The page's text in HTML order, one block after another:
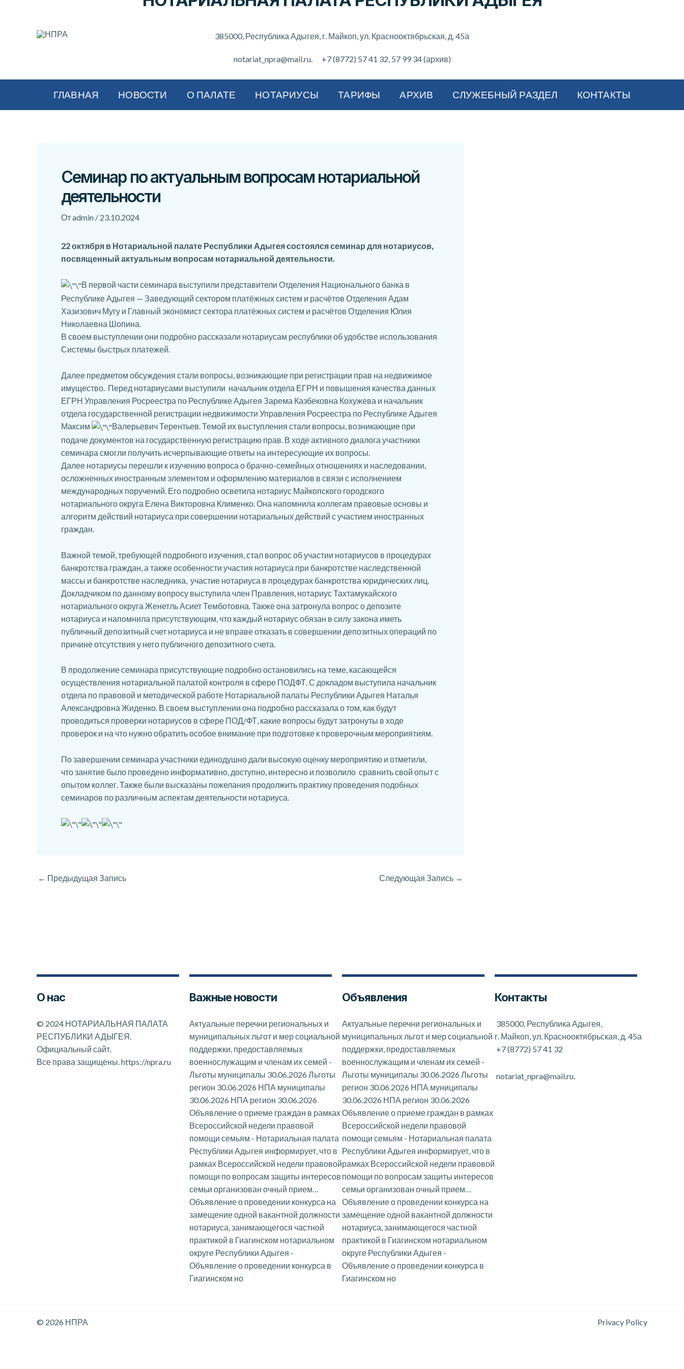
385000, Республика Адыгея, г. Майкоп, ул. Краснооктябрьская, д. 45а
notariat_npra@mail.ru. +7 (8772) 57 41 32, 57 99 34 (архив)
ГЛАВНАЯ НОВОСТИ О ПАЛАТЕ НОТАРИУСЫ ТАРИФЫ АРХИВ СЛУЖЕБНЫЙ РАЗДЕЛ КОНТАКТЫ
Семинар по актуальным вопросам нотариальной
деятельности
Отadmin / 23.10.2024
22 октября в Нотариальной палате Республики Адыгея состоялся семинар для нотариусов,
посвященный актуальным вопросам нотариальной деятельности.
В первой части семинара выступили представители Отделения Национального банка в
Республике Адыгея — Заведующий сектором платёжных систем и расчётов Отделения Адам
Хазизович Мугу и Главный экономист сектора платёжных систем и расчётов Отделения Юлия
Николаевна Шопина.
В своем выступлении они подробно рассказали нотариусам республики об удобстве использования
Системы быстрых платежей.
Далее предметом обсуждения стали вопросы, возникающие при регистрации прав на недвижимое
имущество. Перед нотариусами выступили начальник отдела ЕГРН и повышения качества данных
ЕГРН Управления Росреестра по Республике Адыгея Зарема Казбековна Кохужева и начальник
отдела государственной регистрации недвижимости Управления Росреестра по Республике Адыгея
Максим
Валерьевич Терентьев. Темой их выступления стали вопросы, возникающие при
подаче документов на государственную регистрацию прав. В ходе активного диалога участники
семинара смогли получить исчерпывающие ответы на интересующие их вопросы.
Далее нотариусы перешли к изучению вопроса о брачно-семейных отношениях и наследовании,
осложненных иностранным элементом и оформлению материалов в связи с исполнением
международных поручений. Его подробно осветила нотариус Майкопского городского
нотариального округа Елена Викторовна Клименко. Она напомнила коллегам правовые основы и
алгоритм действий нотариуса при совершении нотариальных действий с участием иностранных
граждан.
Важной темой, требующей подробного изучения, стал вопрос об участии нотариусов в процедурах
банкротства граждан, а также особенности участия нотариуса при банкротстве наследственной
массы и банкротстве наследника, участие нотариуса в процедурах банкротства юридических лиц.
Докладчиком по данному вопросу выступила член Правления, нотариус Тахтамукайского
нотариального округа Женетль Асиет Темботовна. Также она затронула вопрос о депозите
нотариуса и напомнила присутствующим, что каждый нотариус обязан в силу закона иметь
публичный депозитный счет нотариуса и не вправе отказать в совершении депозитных операций по
причине отсутствия у него публичного депозитного счета.
В продолжение семинара присутствующие подробно остановились на теме, касающейся
осуществления нотариальной палатой контроля в сфере ПОДФТ. С докладом выступила начальник
отдела по правовой и методической работе Нотариальной палаты Республики Адыгея Наталья
Александровна Жиденко. В своем выступлении она подробно рассказала о том, как будут
проводиться проверки нотариусов в сфере ПОД/ФТ, какие вопросы будут затронуты в ходе
проверок и на что нужно обратить особое внимание при подготовке к проверочным мероприятиям.
По завершении семинара участники единодушно дали высокую оценку мероприятию и отметили,
что занятие было проведено информативно, доступно, интересно и позволило сравнить свой опыт с
опытом коллег. Также были высказаны пожелания продолжить практику проведения подобных
семинаров по различным аспектам деятельности нотариуса.
← Предыдущая Запись Следующая Запись →
О нас
© 2024 НОТАРИАЛЬНАЯ ПАЛАТА
РЕСПУБЛИКИ АДЫГЕЯ.
Официальный сайт.
Все права защищены.https://npra.ru
Важные новости
Актуальные перечни региональных и
муниципальных льгот и мер социальной
поддержки, предоставляемых
военнослужащим и членам их семей -
Льготы муниципалы 30.06.2026 Льготы
регион 30.06.2026 НПА муниципалы
30.06.2026 НПА регион 30.06.2026
Объявление о приеме граждан в рамках
Всероссийской недели правовой
помощи семьям - Нотариальная палата
Республики Адыгея информирует, что в
рамках Всероссийской недели правовой
помощи по вопросам защиты интересов
семьи организован очный прием…
Объявление о проведении конкурса на
замещение одной вакантной должности
нотариуса, занимающегося частной
практикой в Гиагинском нотариальном
округе Республики Адыгея -
Объявление о проведении конкурса в
Гиагинском но
Объявления
Актуальные перечни региональных и
муниципальных льгот и мер социальной
поддержки, предоставляемых
военнослужащим и членам их семей -
Льготы муниципалы 30.06.2026 Льготы
регион 30.06.2026 НПА муниципалы
30.06.2026 НПА регион 30.06.2026
Объявление о приеме граждан в рамках
Всероссийской недели правовой
помощи семьям - Нотариальная палата
Республики Адыгея информирует, что в
рамках Всероссийской недели правовой
помощи по вопросам защиты интересов
семьи организован очный прием…
Объявление о проведении конкурса на
замещение одной вакантной должности
нотариуса, занимающегося частной
практикой в Гиагинском нотариальном
округе Республики Адыгея -
Объявление о проведении конкурса в
Гиагинском но
Контакты
385000, Республика Адыгея,
г. Майкоп, ул. Краснооктябрьская, д. 45а
+7 (8772) 57 41 32
notariat_npra@mail.ru.
© 2026 НПРА Privacy Policy